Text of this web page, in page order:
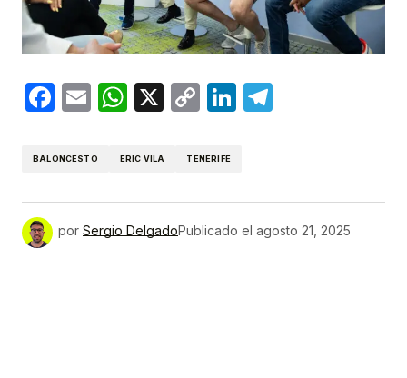
Facebook
EmailWhatsApp
X
CopyLinkedIn
BALONCESTO ERIC VILA TENERIFE
por Sergio DelgadoPublicado el agosto 21, 2025